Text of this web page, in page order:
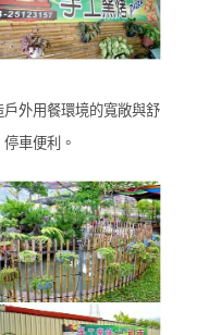
外用餐環境的寬敞與舒
車便利。